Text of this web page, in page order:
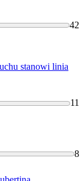
42
stanowi linia
11
8